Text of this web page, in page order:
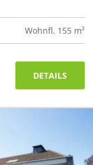
Wohnfl. 155 m²
DETAILS